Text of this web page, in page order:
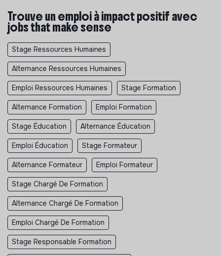
Trouve un emploi à impact positif avec
jobs that make sense
Stage Ressources Humaines
Alternance Ressources Humaines
Emploi Ressources Humaines Stage Formation
Alternance Formation Emploi Formation
Stage Éducation Alternance Éducation
Emploi Éducation Stage Formateur
Alternance Formateur Emploi Formateur
Stage Chargé De Formation
Alternance Chargé De Formation
Emploi Chargé De Formation
Stage Responsable Formation